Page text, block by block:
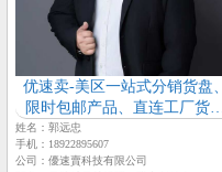
优速卖-美区一站式分销货盘、
限时包邮产品、直连工厂货盘
【优速卖-品牌精品总经理-郭远
姓名：郭远忠
手机：18922895607
公司：優速賣科技有限公司